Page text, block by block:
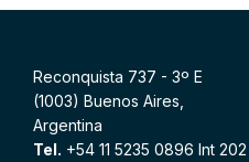
Reconquista 737 - 3º E
(1003) Buenos Aires,
Argentina
Tel. +54 11 5235 0896 Int 202